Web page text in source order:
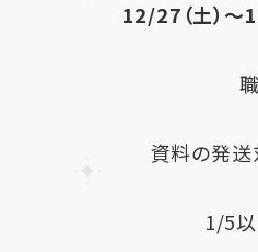
12/27（土）～
資料の発送
1/5以